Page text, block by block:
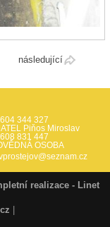
následující
344 327
Piňos Miroslav
831 447
OSOBA
realizace - Linet